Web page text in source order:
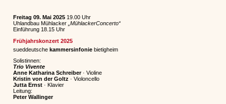
Freitag 09. Mai 2025 19.00 Uhr
Uhlandbau Mühlacker „MühlackerConcerto“
Einführung 18.15 Uhr
Frühjahrskonzert 2025
sueddeutschekammersinfonie bietigheim
Solistinnen:
Trio Vivente
Anne Katharina Schreiber· Violine
Kristin von der Goltz · Violoncello
Jutta Ernst · Klavier
Leitung:
Peter Wallinger